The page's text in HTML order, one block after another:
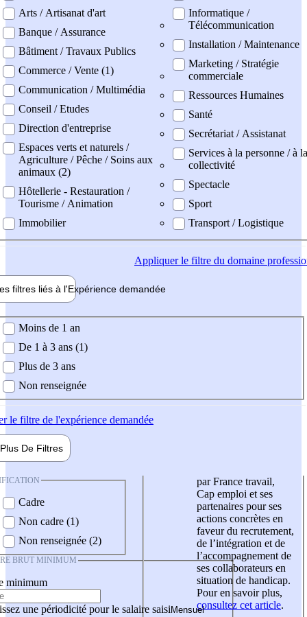
Arts / Artisanat d'art
Banque / Assurance
Bâtiment / Travaux Publics
Commerce / Vente (1)
Communication / Multimédia
Conseil / Etudes
Direction d'entreprise
Espaces verts et naturels /
Agriculture / Pêche / Soins aux
animaux (2)
Hôtellerie - Restauration /
Tourisme / Animation
Immobilier
Informatique /
Télécommunication
Installation / Maintenance
Marketing / Stratégie
commerciale
Ressources Humaines
Santé
Secrétariat / Assistanat
Services à la personne / à la
collectivité
Spectacle
Sport
Transport / Logistique
Appliquerle filtre du domaine
filtres liés à l'Expérience demandée
demandée
Moins de 1 an
De 1 à 3 ans (1)
Plus de 3 ans
Non renseignée
le filtre de l'expérience demandée
Plus De Filtres
Cadre
Non cadre (1)
Non renseignée (2)
BRUT MINIMUM
minimum
une périodicité pour le salaire saisi
par France travail,
Cap emploi et ses
partenaires pour ses
actions concrètes en
faveur du recrutement,
de l’intégration et de
l’accompagnement de
ses collaborateurs en
situation de handicap.
Pour en savoir plus,
consultez cet article.